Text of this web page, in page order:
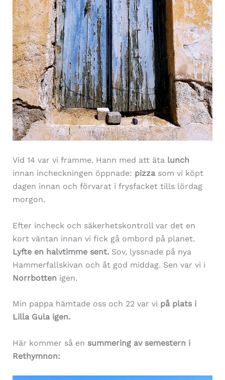
Vid 14 var vi framme. Hann med att äta lunch
innan incheckningen öppnade: pizzasom vi köpt
dagen innan och förvarat i frysfacket tills lördag
morgon.
Efter incheck och säkerhetskontroll var det en
kort väntan innan vi fick gå ombord på planet.
Lyfte en halvtimme sent.Sov, lyssnade på nya
Hammerfallskivan och åt god middag. Sen var vi i
Norrbotten igen.
Min pappa hämtade oss och 22 var vi på plats i
Lilla Gula igen.
Här kommer så en summering av semestern i
Rethymnon: